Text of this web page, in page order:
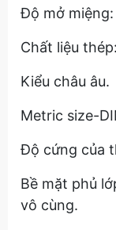
Độ mở
Chất liệu
Kiểu châu âu.
Metric size-
Độ cứng của
Bề mặt phủ
vô cùng.